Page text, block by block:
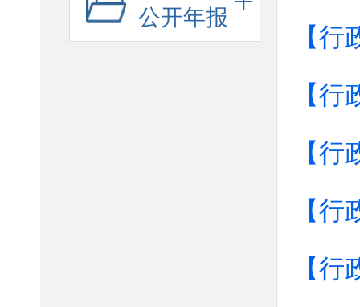
公开年报
【
【
【
【
【